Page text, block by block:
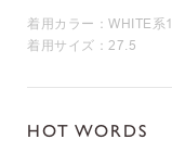
着用カラー：WHITE系1
着用サイズ：27.5
HOT WORDS